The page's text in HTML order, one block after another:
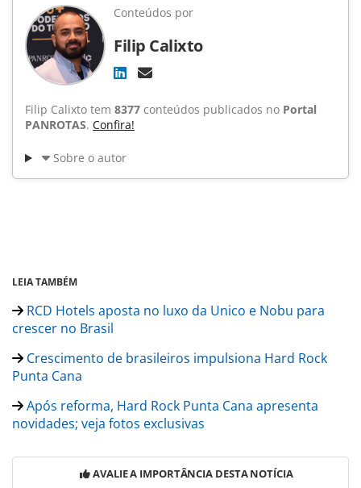
Conteúdos por
Filip Calixto
Filip Calixto tem 8377 conteúdos publicados no Portal
PANROTAS. Confira!
Sobre o autor
LEIA TAMBÉM
RCD Hotels aposta no luxo da Unico e Nobu para
crescer no Brasil
Crescimento de brasileiros impulsiona Hard Rock
Punta Cana
Após reforma, Hard Rock Punta Cana apresenta
novidades; veja fotos exclusivas
AVALIE A IMPORTÂNCIA DESTA NOTÍCIA